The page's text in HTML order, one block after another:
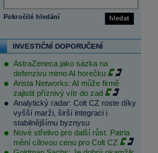
hledat
Pokročilé hledání
INVESTIČNÍ DOPORUČENÍ
AstraZeneca jako sázka na
defenzivu mimo AI horečku
Arista Networks: AI může firmě
zajistit příznivý vítr do zad
Analytický radar: Colt CZ roste díky
vyšší marži, širší integraci i
stabilnějšímu byznysu
Nové střelivo pro další růst. Patria
mění cílovou cenu pro Colt CZ